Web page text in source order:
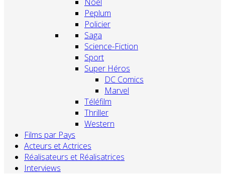
Peplum
Policier
Saga
Science-Fiction
Sport
Super Héros
DC Comics
Marvel
Téléfilm
Thriller
Western
Films par Pays
Acteurs et Actrices
Réalisateurs et Réalisatrices
Interviews